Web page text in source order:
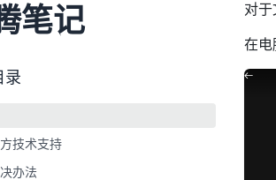
笔记
录
技术支持
办法
对
在电